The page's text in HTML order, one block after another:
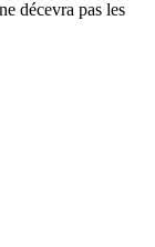
décevra pas les